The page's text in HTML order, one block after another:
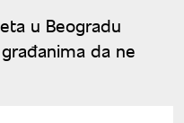
u Beogradu
da ne